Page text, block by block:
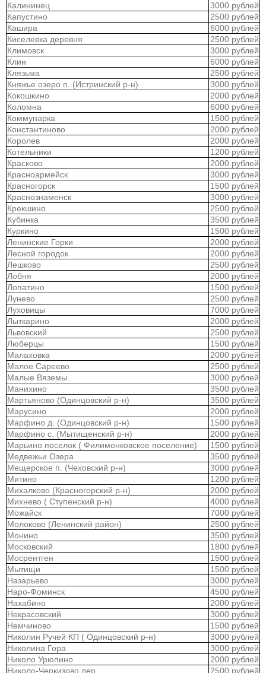
Калининец
3000 рублей
Капустино
2500 рублей
Кашира
6000 рублей
Киселевка деревня
2500 рублей
Климовск
3000 рублей
Клин
6000 рублей
Клязьма
2500 рублей
Княжье озеро п. (Истринский р-н)
3000 рублей
Кокошкино
2000 рублей
Коломна
6000 рублей
Коммунарка
1500 рублей
Константиново
2000 рублей
Королев
2000 рублей
Котельники
1200 рублей
Красково
2000 рублей
Красноармейск
3000 рублей
Красногорск
1500 рублей
Краснознаменск
3000 рублей
Крекшино
2500 рублей
Кубинка
3500 рублей
Куркино
1500 рублей
Ленинские Горки
2000 рублей
Лесной городок
2000 рублей
Лешково
2500 рублей
Лобня
2000 рублей
Лопатино
1500 рублей
Лунево
2500 рублей
Луховицы
7000 рублей
Лыткарино
2000 рублей
Львовский
2500 рублей
Люберцы
1500 рублей
Малаховка
2000 рублей
Малое Сареево
2500 рублей
Малые Вяземы
3000 рублей
Манихино
3500 рублей
Мартьяново (Одинцовский р-н)
3500 рублей
Марусино
2000 рублей
Марфино д. (Одинцовский р-н)
1500 рублей
Марфино с. (Мытищенский р-н)
2000 рублей
Марьино поселок ( Филимонковское поселение)
1500 рублей
Медвежьи Озера
3500 рублей
Мещерское п. (Чеховский р-н)
3000 рублей
Митино
1200 рублей
Михалково (Красногорский р-н)
2000 рублей
Михнево ( Ступенский р-н)
4000 рублей
Можайск
7000 рублей
Молоково (Ленинский район)
2500 рублей
Монино
3500 рублей
Московский
1800 рублей
Мосрентген
1500 рублей
Мытищи
1500 рублей
Назарьево
3000 рублей
Наро-Фоминск
4500 рублей
Нахабино
2000 рублей
Некрасовский
3000 рублей
Немчиново
1500 рублей
Николин Ручей КП ( Одинцовский р-н)
3000 рублей
Николина Гора
3000 рублей
Николо Урюпино
2000 рублей
Николо-Черкизово дер.
2500 рублей